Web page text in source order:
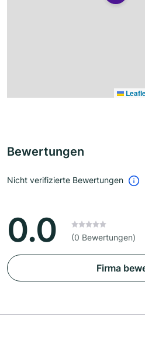
Bewertungen
Nicht verifizierte Bewertungen
0.0 (0 Bewertungen)
Firma